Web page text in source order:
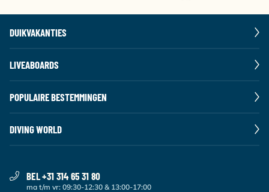
DUIKVAKANTIES
LIVEABOARDS
POPULAIRE BESTEMMINGEN
DIVING WORLD
BEL +31 314 65 31 80
ma t/m vr: 09:30-12:30 & 13:00-17:00